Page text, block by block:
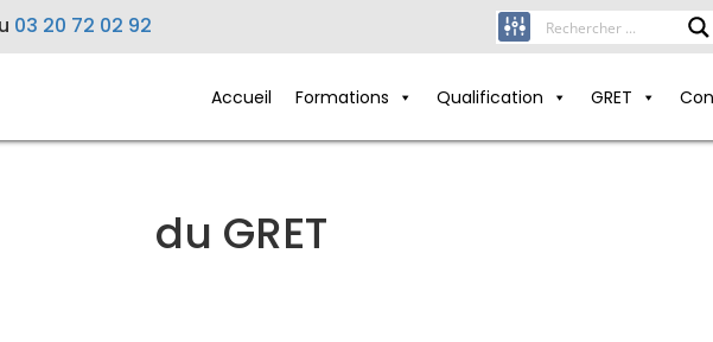
03 20 72 02 92
Accueil Formations Qualification GRET
du GRET